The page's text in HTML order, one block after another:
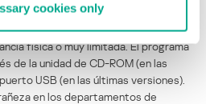
cookies only
principalmente en
física o muy limitada. El programa
de la unidad de CD-ROM (en las
USB (en las últimas versiones).
en los departamentos de